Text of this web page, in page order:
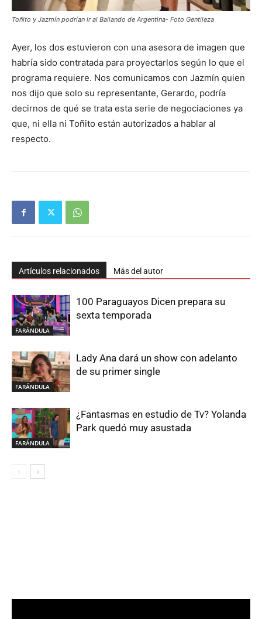
Toñito y Jazmín podrían ir al Bailando de Argentina- Foto Gentileza
Ayer, los dos estuvieron con una asesora de imagen que
habría sido contratada para proyectarlos según lo que el
programa requiere. Nos comunicamos con Jazmín quien
nos dijo que solo su representante, Gerardo, podría
decirnos de qué se trata esta serie de negociaciones ya
que, ni ella ni Toñito están autorizados a hablar al
respecto.
Artículos relacionados Más del autor
FARÁNDULA
100 Paraguayos Dicen prepara su
sexta temporada
FARÁNDULA
Lady Ana dará un show con adelanto
de su primer single
FARÁNDULA
¿Fantasmas en estudio de Tv? Yolanda
Park quedó muy asustada